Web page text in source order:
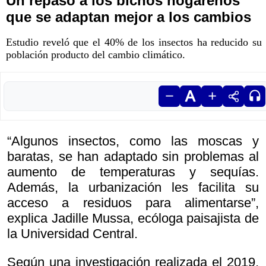
que se adaptan mejor a los cambios
Estudio reveló que el 40% de los insectos ha reducido su
población producto del cambio climático.
“Algunos insectos, como las moscas y
baratas, se han adaptado sin problemas al
aumento de temperaturas y sequías.
Además, la urbanización les facilita su
acceso a residuos para alimentarse”,
explica Jadille Mussa, ecóloga paisajista de
la Universidad Central.
Según una investigación realizada el 2019,